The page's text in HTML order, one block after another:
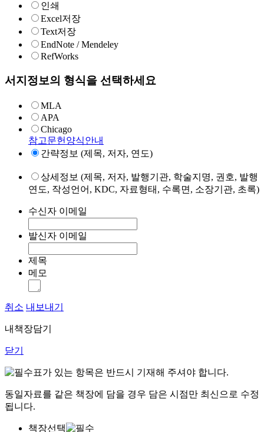
인쇄
Excel저장
Text저장
EndNote / Mendeley
RefWorks
서지정보의 형식을 선택하세요
MLA
APA
Chicago
참고문헌양식안내
간략정보 (제목, 저자, 연도)
상세정보 (제목, 저자, 발행기관, 학술지명, 권호, 발행
연도, 작성언어, KDC, 자료형태, 수록면, 소장기관, 초록)
수신자 이메일
발신자 이메일
제목
메모
취소 내보내기
내책장담기
닫기
표가 있는 항목은 반드시 기재해 주셔야 합니다.
동일자료를 같은 책장에 담을 경우 담은 시점만 최신으로 수정
됩니다.
책장선택